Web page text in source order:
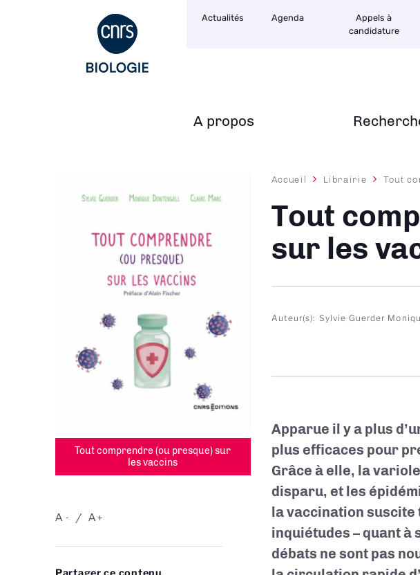
Navigation
A propos
secondaire
Actualités Agenda
Appels à
candidature
Tout comprendre (ou presque) sur
les vaccins
-
A +
A
Fil
Accueil Librairie Tout
Tout
sur les
Auteur(s) Sylvie Guerder
Apparue il y a plus
plus efficaces pour
Grâce à elle, la
disparu, et les
la vaccination
inquiétudes – quant à
débats ne sont pas